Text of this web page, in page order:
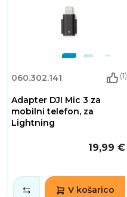
060.302.141 (1)
Adapter DJI Mic 3 za
mobilni telefon, za
Lightning
19,99 €
V košarico